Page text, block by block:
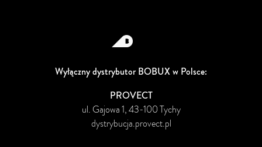
Wyłączny dystrybutor BOBUX w Polsce:
PROVECT
ul. Gajowa 1, 43-100 Tychy
dystrybucja.provect.pl